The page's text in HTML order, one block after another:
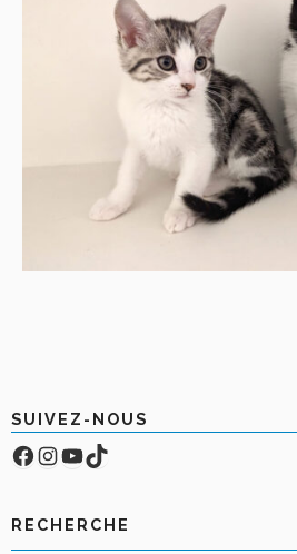
SUIVEZ-NOUS
Facebook
Compte Instagram
YouTube
TikTok
RECHERCHE